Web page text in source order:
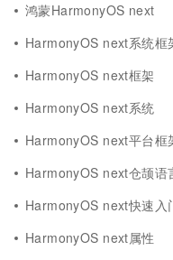
鸿蒙HarmonyOS next
HarmonyOS next系统框
HarmonyOS next框架
HarmonyOS next系统
HarmonyOS next平台框
HarmonyOS next仓颉语
HarmonyOS next快速入
HarmonyOS next属性